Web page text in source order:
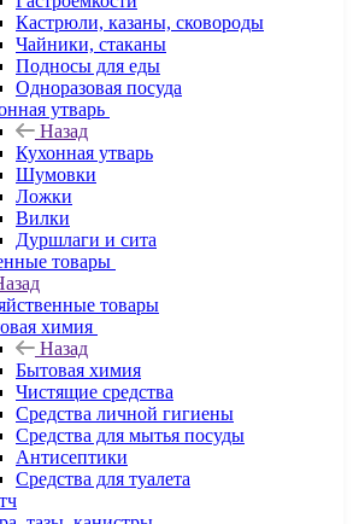
Кастрюли, казаны, сковороды
Чайники, стаканы
Подносы для еды
Одноразовая посуда
утварь
Назад
Кухонная утварь
Шумовки
Ложки
Вилки
Дуршлаги и сита
товары
товары
химия
Назад
Бытовая химия
Чистящие средства
Средства личной гигиены
Средства для мытья посуды
Антисептики
Средства для туалета